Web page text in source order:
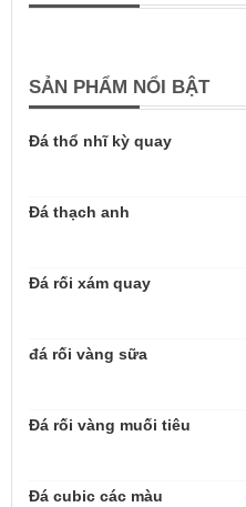
SẢN PHẨM NỔI BẬT
Đá thổ nhĩ kỳ quay
Đá thạch anh
Đá rối xám quay
đá rối vàng sữa
Đá rối vàng muối tiêu
Đá cubic các màu